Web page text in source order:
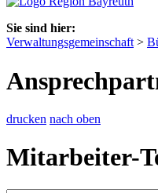
Sie sind hier:
Verwaltungsgemeinschaft >
drucken nach oben
Mitarbeiter-